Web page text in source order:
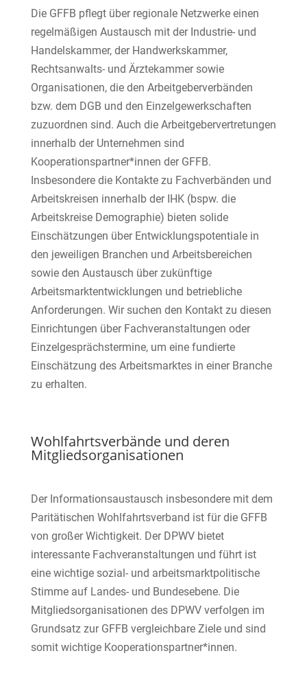
Die GFFB pflegt über regionale Netzwerke einen
regelmäßigen Austausch mit der Industrie- und
Handelskammer, der Handwerkskammer,
Rechtsanwalts- und Ärztekammer sowie
Organisationen, die den Arbeitgeberverbänden
bzw. dem DGB und den Einzelgewerkschaften
zuzuordnen sind. Auch die Arbeitgebervertretungen
innerhalb der Unternehmen sind
Kooperationspartner*innen der GFFB.
Insbesondere die Kontakte zu Fachverbänden und
Arbeitskreisen innerhalb der IHK (bspw. die
Arbeitskreise Demographie) bieten solide
Einschätzungen über Entwicklungspotentiale in
den jeweiligen Branchen und Arbeitsbereichen
sowie den Austausch über zukünftige
Arbeitsmarktentwicklungen und betriebliche
Anforderungen. Wir suchen den Kontakt zu diesen
Einrichtungen über Fachveranstaltungen oder
Einzelgesprächstermine, um eine fundierte
Einschätzung des Arbeitsmarktes in einer Branche
zu erhalten.
Wohlfahrtsverbände und deren
Mitgliedsorganisationen
Der Informationsaustausch insbesondere mit dem
Paritätischen Wohlfahrtsverband ist für die GFFB
von großer Wichtigkeit. Der DPWV bietet
interessante Fachveranstaltungen und führt ist
eine wichtige sozial- und arbeitsmarktpolitische
Stimme auf Landes- und Bundesebene. Die
Mitgliedsorganisationen des DPWV verfolgen im
Grundsatz zur GFFB vergleichbare Ziele und sind
somit wichtige Kooperationspartner*innen.